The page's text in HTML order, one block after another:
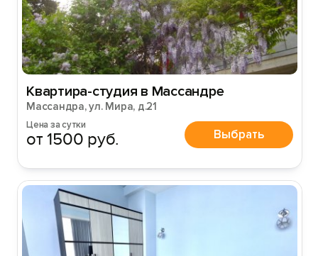
Квартира-студия в Массандре
Массандра, ул. Мира, д.21
Цена за сутки
от 1500 руб. Выбрать
Вход на сайт
Войти илиЗарегистрироваться